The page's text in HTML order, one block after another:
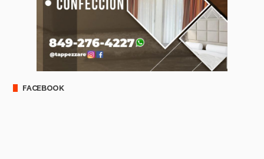
FACEBOOK